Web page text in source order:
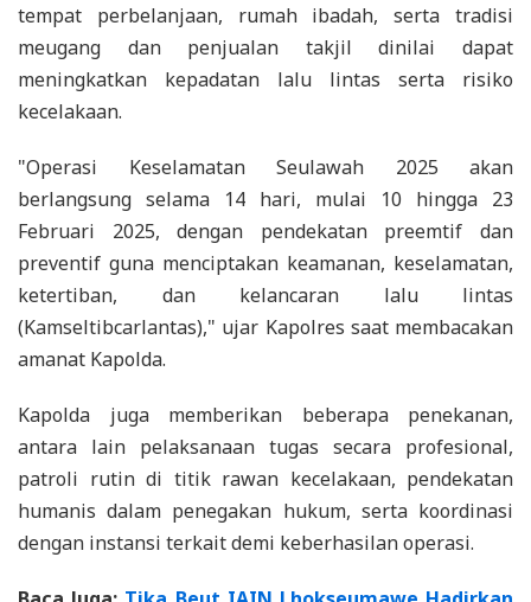
tempat perbelanjaan, rumah ibadah, serta tradisi
meugang dan penjualan takjil dinilai dapat
meningkatkan kepadatan lalu lintas serta risiko
kecelakaan.
"Operasi Keselamatan Seulawah 2025 akan
berlangsung selama 14 hari, mulai 10 hingga 23
Februari 2025, dengan pendekatan preemtif dan
preventif guna menciptakan keamanan, keselamatan,
ketertiban, dan kelancaran lalu lintas
(Kamseltibcarlantas)," ujar Kapolres saat membacakan
amanat Kapolda.
Kapolda juga memberikan beberapa penekanan,
antara lain pelaksanaan tugas secara profesional,
patroli rutin di titik rawan kecelakaan, pendekatan
humanis dalam penegakan hukum, serta koordinasi
dengan instansi terkait demi keberhasilan operasi.